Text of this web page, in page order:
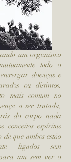
um organismo
todo o
doenças e
ou distintos.
mais comum no
a ser tratada,
do corpo nada
conceitos espíritas
de que ambos estão
ligados sem
um sem ver o